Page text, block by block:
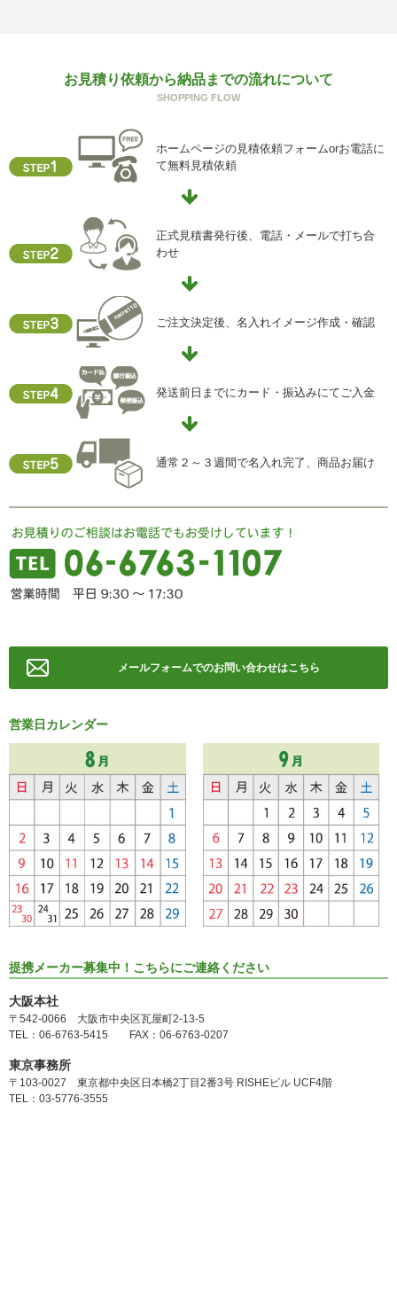
ご本人からの求めにより、当社が保有する保有個人データ
に関する開示、利用目的の通知、内容の訂正・追加または
供記録の開示(以下、開示等という)に応じます。
開示等に応ずる窓口は、下記「当社の個人情報の取扱いに
関する苦情、相談等の問合せ先」を参照してください。
クッキーやウェブビーコン等を用いるなどして、本人が容
易に認識できない方法による個人情報の取得を行っており
ません。
i) 個人情報保護方針
当社ホームページの個人情報保護方針をご覧下さい
住所 ：大阪市中央区瓦屋町2-13-5
TEL ： 06-6763-5415
FAX ： 06-6763-0829
お見積り依頼から納品までの流れについて
SHOPPING FLOW
ホームページの見積依頼フォームorお電話に
て無料見積依頼
正式見積書発行後、電話・メールで打ち合
わせ
ご注文決定後、名入れイメージ作成・確認
発送前日までにカード・振込みにてご入金
通常２～３週間で名入れ完了、商品お届け
メールフォームでのお問い合わせはこちら
営業日カレンダー
提携メーカー募集中！こちらにご連絡ください
大阪本社
〒542-0066 大阪市中央区瓦屋町2-13-5
TEL：06-6763-5415 FAX：06-6763-0207
東京事務所
〒103-0027 東京都中央区日本橋2丁目2番3号 RISHEビル UCF4階
TEL：03-5776-3555